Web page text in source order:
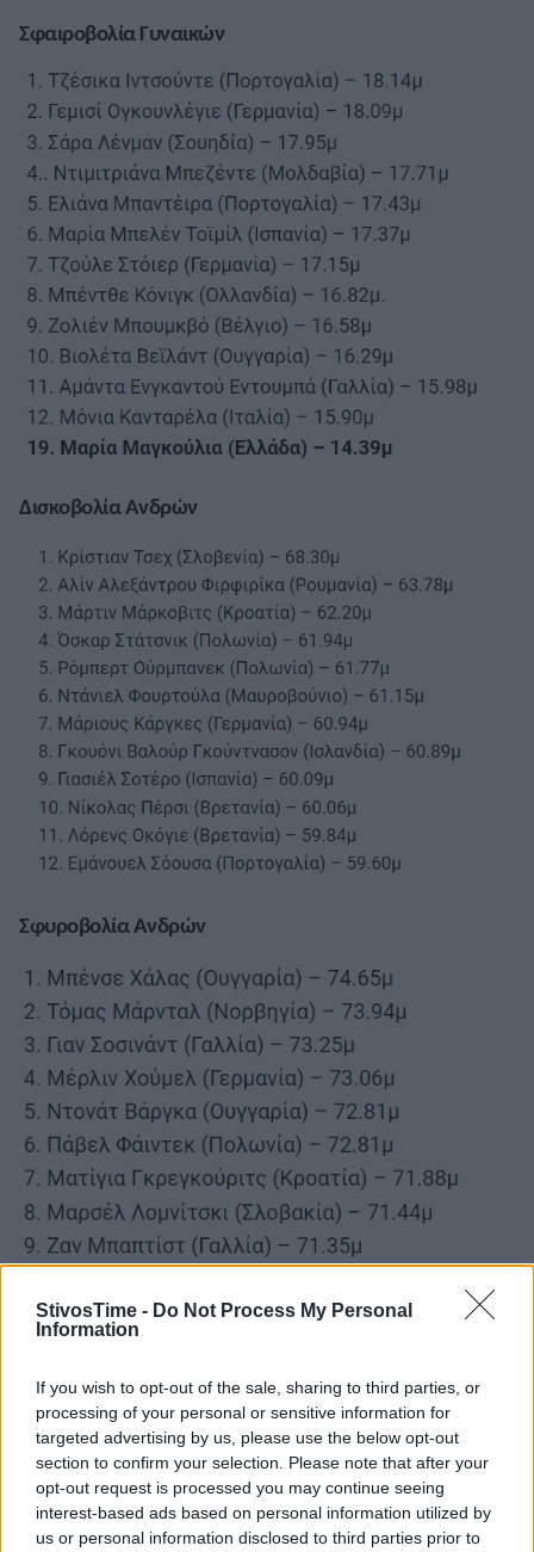
StivosTime - Do Not Process My Personal
Information
If you wish to opt-out of the sale, sharing to third parties, or
processing of your personal or sensitive information for
targeted advertising by us, please use the below opt-out
section to confirm your selection. Please note that after your
opt-out request is processed you may continue seeing
interest-based ads based on personal information utilized by
us or personal information disclosed to third parties prior to
Σφαιροβολία Γυναικών
Δισκοβολία Ανδρών
Σφυροβολία Ανδρών
Σφυροβολία Γυναικών Κ23